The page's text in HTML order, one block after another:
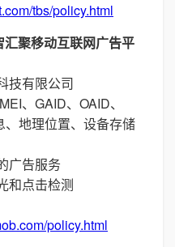
tbs/policy.html
聚移动互联网广告平
技有限公司
、GAID、OAID、
地理位置、设备存储
广告服务
和点击检测
policy.html